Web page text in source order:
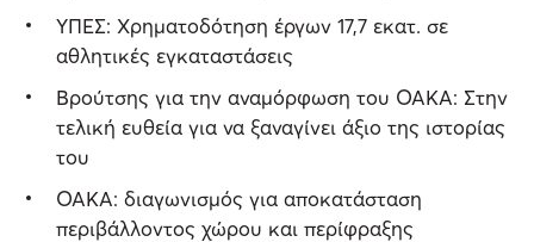
ΥΠΕΣ: Χρηματοδότηση έργων 17,7 εκατ. σε
αθλητικές εγκαταστάσεις
Βρούτσης για την αναμόρφωση του ΟΑΚΑ: Στην
τελική ευθεία για να ξαναγίνει άξιο της ιστορίας
του
ΟΑΚΑ: διαγωνισμός για αποκατάσταση
περιβάλλοντος χώρου και περίφραξης